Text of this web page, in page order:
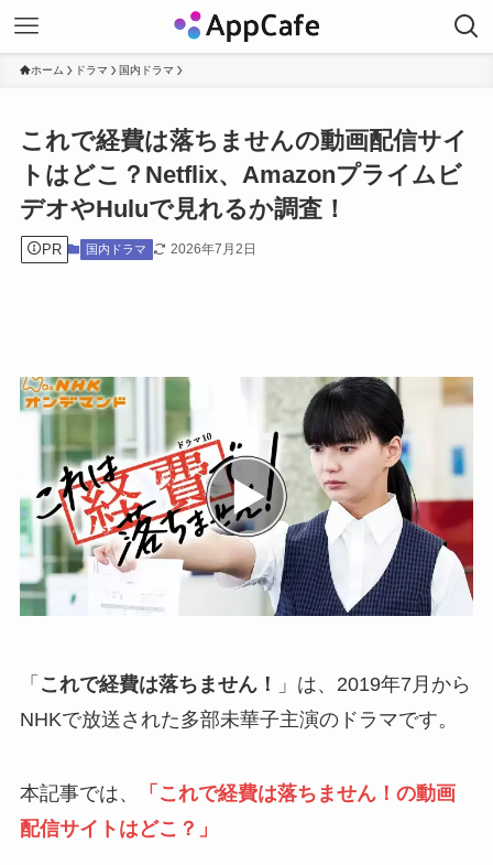
ホーム ドラマ 国内ドラマ
これで経費は落ちませんの動画配信サイ
トはどこ？Netflix、Amazonプライムビ
デオやHuluで見れるか調査！
PR 国内ドラマ 2026年7月2日
「 これで経費は落ちません！
」は、2019年7月から
NHKで放送された多部未華子主演のドラマです。
本記事では、
「これで経費は落ちません！の動画
配信サイトはどこ？」